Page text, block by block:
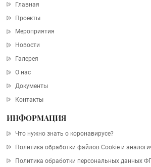
Главная
Проекты
Мероприятия
Новости
Галерея
О нас
Документы
Контакты
ИНФОРМАЦИЯ
Что нужно знать о коронавирусе?
Политика обработки файлов Cookie и
Политика обработки персональных данных